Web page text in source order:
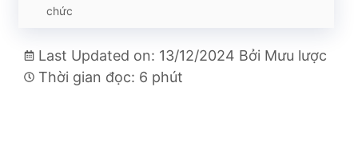
chức
Last Updated on: 13/12/2024 Bởi Mưu lược
Thời gian đọc: 6 phút